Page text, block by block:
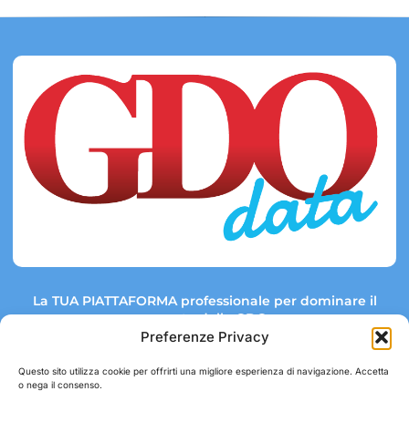
Preferenze Privacy
Questo sito utilizza cookie per offrirti una migliore esperienza di navigazione. Accetta
o nega il consenso.
La TUA PIATTAFORMA professionale per dominare il
mercato della GDO.
Link rapidi: